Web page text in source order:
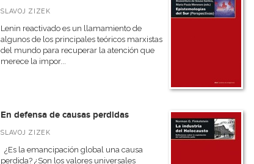
SLAVOJ ZIZEK
Lenin reactivado es un llamamiento de
algunos de los principales teóricos marxistas
del mundo para recuperar la atención que
merece la impor...
En defensa de causas perdidas
SLAVOJ ZIZEK
¿Es la emancipación global una causa
perdida? ¿Son los valores universales